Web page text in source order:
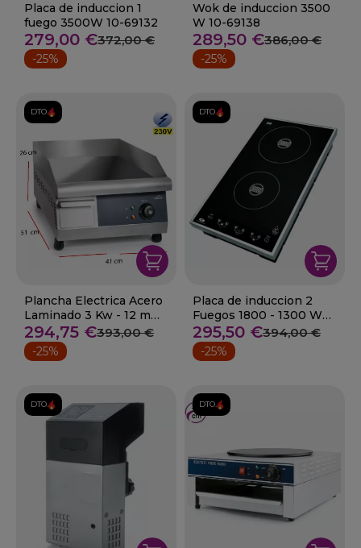
Placa de induccion 1
fuego 3500W 10-69132
279,00 €372,00 €
-25%
Wok de induccion 3500
W 10-69138
289,50 €386,00 €
-25%
DTO.
Plancha Electrica Acero
Laminado 3 Kw - 12 mm
10-69379
294,75 €393,00 €
-25%
DTO.
Placa de induccion 2
Fuegos 1800 - 1300 W
10-69033
295,50 €394,00 €
-25%
DTO. DTO.